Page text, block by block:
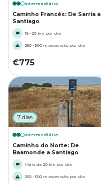
Intermediário
Caminho Francês: De Sarria a
Santiago
15 - 20 km por dia
250 - 500 m ascensão por dia
€775
7 dias
Intermediário
Caminho do Norte: De
Baamonde a Santiago
Mais de 20 km por dia
250 - 500 m ascensão por dia